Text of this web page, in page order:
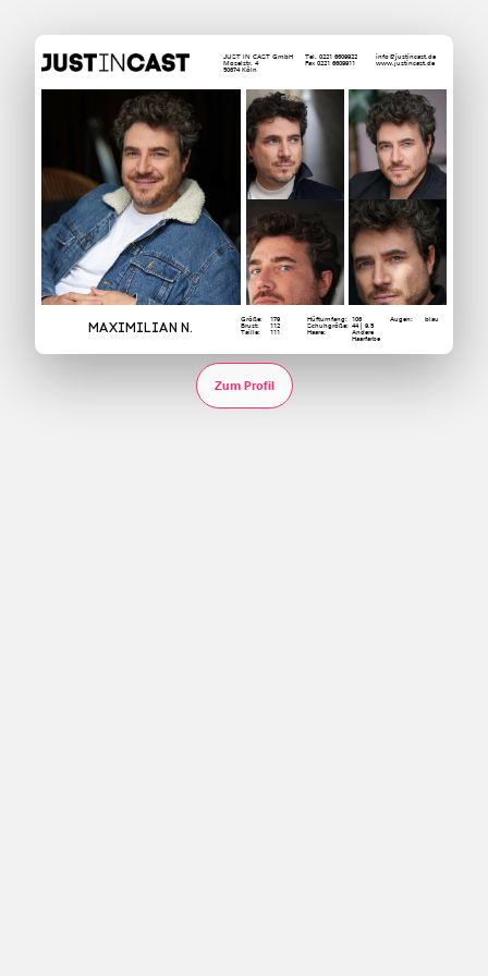
JUST IN CAST GmbH
Moselstr. 4
50674 Köln
Tel. 0221 6609922
Fax 0221 6609911
info@justincast.de
www.justincast.de
Maximilian N.
Größe: 179 Hüftumfang: 106 Augen: blau
Brust: 112 Schuhgröße: 44 | 9.5
Taille: 111 Haare: Andere
Haarfarbe
Zum Profil